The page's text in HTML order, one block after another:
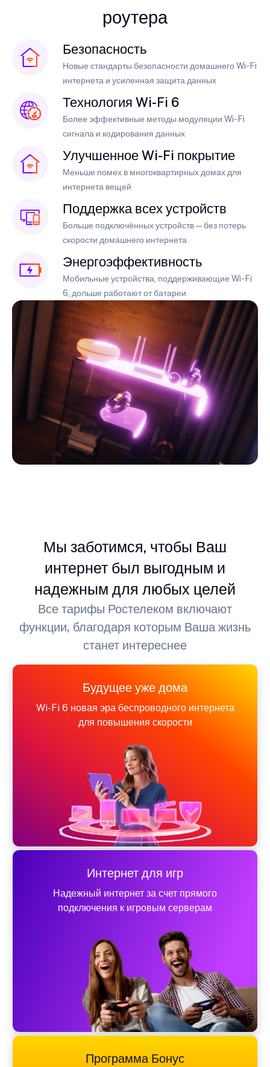
роутера
Безопасность
Новые стандарты безопасности домашнего Wi-Fi
интернета и усиленная защита данных
Технология Wi-Fi 6
Более эффективные методы модуляции Wi-Fi
сигнала и кодирования данных
Улучшенное Wi-Fi покрытие
Меньше помех в многоквартирных домах для
интернета вещей
Поддержка всех устройств
Больше подключённых устройств — без потерь
скорости домашнего интернета
Энергоэффективность
Мобильные устройства, поддерживающие Wi-Fi
6, дольше работают от батареи
Мы заботимся, чтобы Ваш
интернет был выгодным и
надежным для любых целей
Все тарифы Ростелеком включают
функции, благодаря которым Ваша жизнь
станет интереснее
Будущее уже дома
Wi-Fi 6 новая эра беспроводного интернета
для повышения скорости
Интернет для игр
Надежный интернет за счет прямого
подключения к игровым серверам
Программа Бонус